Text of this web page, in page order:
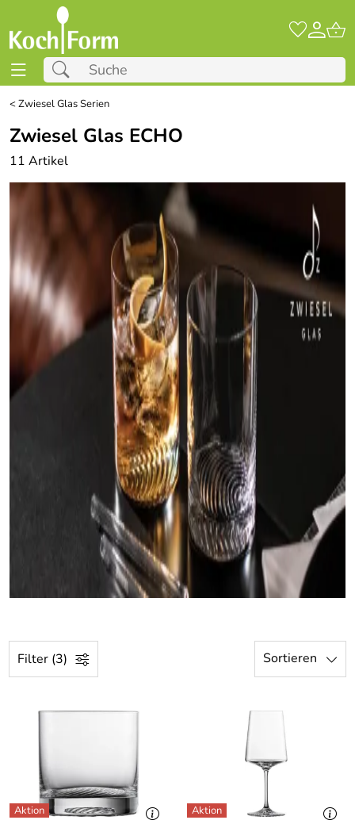
<Zwiesel Glas Serien
Zwiesel Glas ECHO
11 Artikel
Filter (3) Sortieren